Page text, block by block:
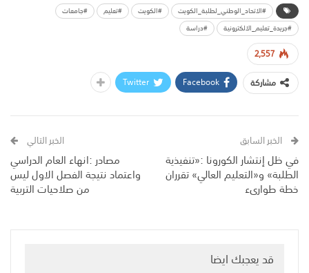
#الاتحاد_الوطني_لطلبة_الكويت #الكويت #تعليم
#جامعات
#جريدة_تعليم_الالكترونية
#دراسة
2,557
مشاركة
Facebook
Twitter
الخبر السابق
في ظل إنتشار الكورونا :«تنفيذية
الطلبة» و«التعليم العالي» تقرران
خطة طوارىء
الخبر التالي
مصادر :انهاء العام الدراسي
واعتماد نتيجة الفصل الاول ليس
من صلاحيات التربية
قد يعجبك ايضا